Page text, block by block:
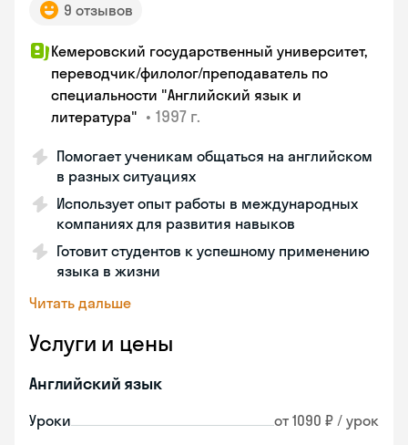
9 отзывов
Кемеровский государственный университет,
переводчик/филолог/преподаватель по
специальности "Английский язык и
литература" • 1997 г.
Помогает ученикам общаться на английском
в разных ситуациях
Использует опыт работы в международных
компаниях для развития навыков
Готовит студентов к успешному применению
языка в жизни
Читать дальше
Услуги и цены
Английский язык
Уроки от 1090 ₽ / урок